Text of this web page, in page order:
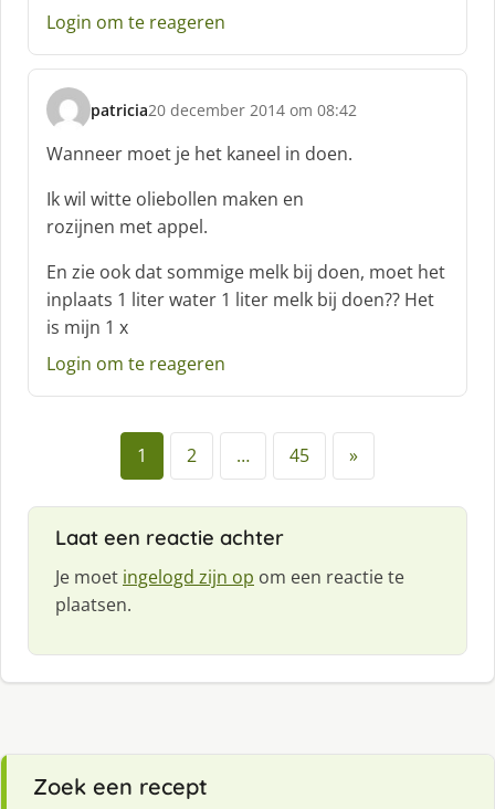
Login om te reageren
patricia
s
c
h
r
e
:
20 december 2014 om 08:42
Wanneer moet je het kaneel in doen.
Ik wil witte oliebollen maken en
rozijnen met appel.
En zie ook dat sommige melk bij doen, moet het
inplaats 1 liter water 1 liter melk bij doen?? Het
is mijn 1 x
Login om te reageren
1 2 … 45 »
Laat een reactie achter
Je moet ingelogd zijn op om een reactie te
plaatsen.
Zoek een recept